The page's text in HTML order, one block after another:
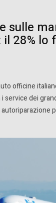
sulle
28% lo
officine
service dei